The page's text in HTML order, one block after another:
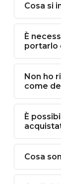
Cosa si
È
portarlo
Non ho
come
È
Cosa